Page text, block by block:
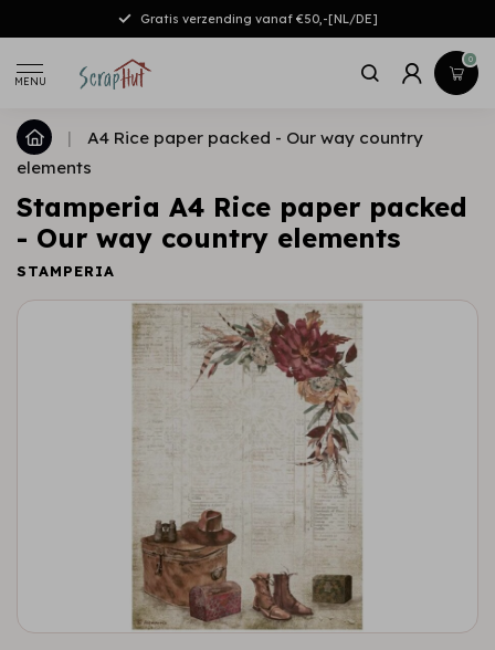
Gratis verzending vanaf €50,-[NL/DE]
MENU
0
|
A4 Rice paper packed - Our way country
elements
Stamperia A4 Rice paper packed
- Our way country elements
STAMPERIA